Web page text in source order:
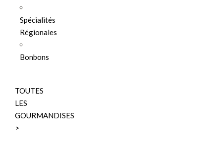
Spécialités
Régionales
Bonbons
TOUTES
LES
GOURMANDISES
>